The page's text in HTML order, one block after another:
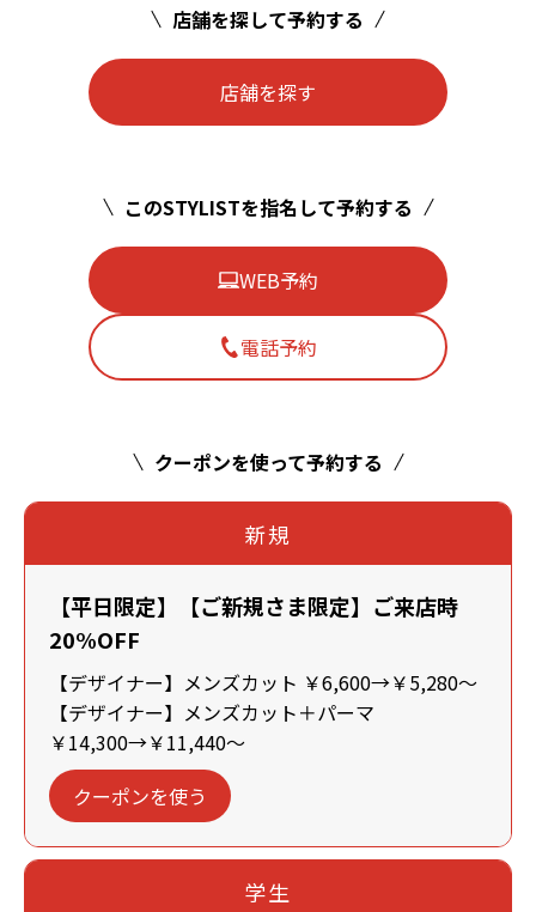
店舗を探して予約する
店舗を探す
このSTYLISTを指名して予約する
WEB予約
電話予約
クーポンを使って予約する
新規
【平日限定】【ご新規さま限定】ご来店時
20%OFF
【デザイナー】メンズカット ￥6,600→￥5,280～
【デザイナー】メンズカット＋パーマ
￥14,300→￥11,440～
クーポンを使う
学生